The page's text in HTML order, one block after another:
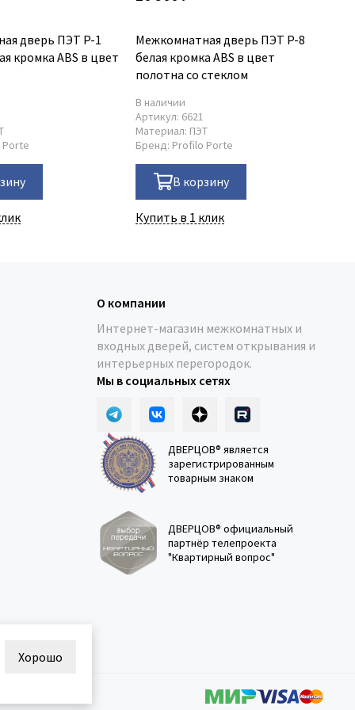
дверь ПЭТ P-1
кромка ABS в цвет
Porte
Межкомнатная дверь ПЭТ P-8
белая кромка ABS в цвет
полотна со стеклом
В наличии
Артикул: 6621
Материал: ПЭТ
Бренд: Profilo Porte
В корзину
Купить в 1 клик
О компании
Интернет-магазин межкомнатных и
входных дверей, систем открывания и
интерьерных перегородок.
Мы в социальных сетях
ДВЕРЦОВ® является
зарегистрированным
товарным знаком
ДВЕРЦОВ® официальный
партнёр телепроекта
"Квартирный вопрос"
Хорошо